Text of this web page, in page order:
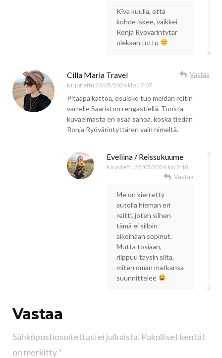
Kiva kuulla, että
kohde iskee, vaikkei
Ronja Ryövärintytär
olekaan tuttu
Cilla Maria Travel
Kirjoitettu 23/05/2026 klo 17:07
Vastaa
Pitääpä kattoa, osuisko tuo meidän reitin
varrelle Saariston rengastiellä. Tuosta
kuvaelmasta en osaa sanoa, koska tiedän
Ronja Ryövärintyttären vain nimeltä.
Eveliina / Reissukuume
Kirjoitettu 25/05/2026 klo 3:18
Vastaa
Me on kierretty
autolla hieman eri
reitti, joten siihen
tämä ei silloin
aikoinaan sopinut.
Mutta tosiaan,
riippuu täysin siitä,
miten oman matkansa
suunnittelee
Vastaa
Sähköpostiosoitettasi ei julkaista. Pakolliset kentät
on merkitty*